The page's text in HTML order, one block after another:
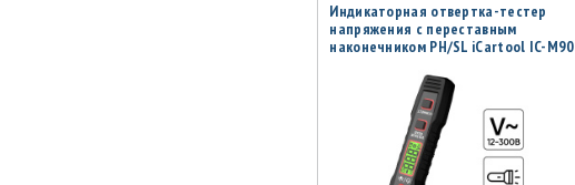
Индикаторная отвертка-тестер
напряжения с переставным
наконечником PH/SL iCartool IC-M90